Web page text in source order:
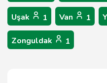
Uşak 1 Van 1
Zonguldak 1